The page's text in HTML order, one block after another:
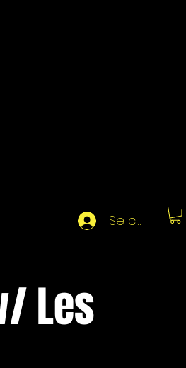
Se connecter
Les